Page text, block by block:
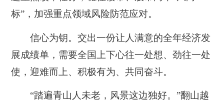
标”，加强重点领域风险防范应对。
信心为钥。交出一份让人满意的全年经济发
展成绩单，需要全国上下心往一处想、劲往一处
使，迎难而上、积极有为、共同奋斗。
“踏遍青山人未老，风景这边独好。”翻山越